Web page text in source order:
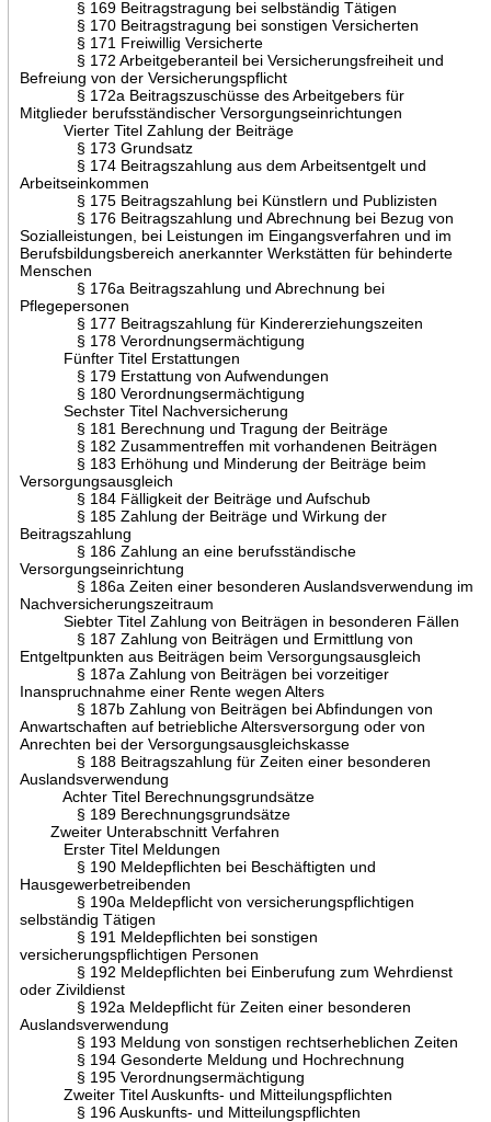
§ 169 Beitragstragung bei selbständig Tätigen
§ 170 Beitragstragung bei sonstigen Versicherten
§ 171 Freiwillig Versicherte
§ 172 Arbeitgeberanteil bei Versicherungsfreiheit und
Befreiung von der Versicherungspflicht
§ 172a Beitragszuschüsse des Arbeitgebers für
Mitglieder berufsständischer Versorgungseinrichtungen
Vierter Titel Zahlung der Beiträge
§ 173 Grundsatz
§ 174 Beitragszahlung aus dem Arbeitsentgelt und
Arbeitseinkommen
§ 175 Beitragszahlung bei Künstlern und Publizisten
§ 176 Beitragszahlung und Abrechnung bei Bezug von
Sozialleistungen, bei Leistungen im Eingangsverfahren und im
Berufsbildungsbereich anerkannter Werkstätten für behinderte
Menschen
§ 176a Beitragszahlung und Abrechnung bei
Pflegepersonen
§ 177 Beitragszahlung für Kindererziehungszeiten
§ 178 Verordnungsermächtigung
Fünfter Titel Erstattungen
§ 179 Erstattung von Aufwendungen
§ 180 Verordnungsermächtigung
Sechster Titel Nachversicherung
§ 181 Berechnung und Tragung der Beiträge
§ 182 Zusammentreffen mit vorhandenen Beiträgen
§ 183 Erhöhung und Minderung der Beiträge beim
Versorgungsausgleich
§ 184 Fälligkeit der Beiträge und Aufschub
§ 185 Zahlung der Beiträge und Wirkung der
Beitragszahlung
§ 186 Zahlung an eine berufsständische
Versorgungseinrichtung
§ 186a Zeiten einer besonderen Auslandsverwendung im
Nachversicherungszeitraum
Siebter Titel Zahlung von Beiträgen in besonderen Fällen
§ 187 Zahlung von Beiträgen und Ermittlung von
Entgeltpunkten aus Beiträgen beim Versorgungsausgleich
§ 187a Zahlung von Beiträgen bei vorzeitiger
Inanspruchnahme einer Rente wegen Alters
§ 187b Zahlung von Beiträgen bei Abfindungen von
Anwartschaften auf betriebliche Altersversorgung oder von
Anrechten bei der Versorgungsausgleichskasse
§ 188 Beitragszahlung für Zeiten einer besonderen
Auslandsverwendung
Achter Titel Berechnungsgrundsätze
§ 189 Berechnungsgrundsätze
Zweiter Unterabschnitt Verfahren
Erster Titel Meldungen
§ 190 Meldepflichten bei Beschäftigten und
Hausgewerbetreibenden
§ 190a Meldepflicht von versicherungspflichtigen
selbständig Tätigen
§ 191 Meldepflichten bei sonstigen
versicherungspflichtigen Personen
§ 192 Meldepflichten bei Einberufung zum Wehrdienst
oder Zivildienst
§ 192a Meldepflicht für Zeiten einer besonderen
Auslandsverwendung
§ 193 Meldung von sonstigen rechtserheblichen Zeiten
§ 194 Gesonderte Meldung und Hochrechnung
§ 195 Verordnungsermächtigung
Zweiter Titel Auskunfts- und Mitteilungspflichten
§ 196 Auskunfts- und Mitteilungspflichten